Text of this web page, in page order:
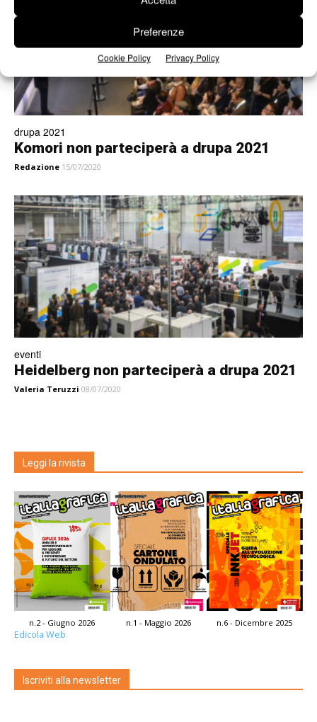
Preferenze
Cookie Policy Privacy Policy
drupa 2021
Komori non parteciperà a drupa 2021
Redazione 15/07/2020
eventi
Heidelberg non parteciperà a drupa 2021
Valeria Teruzzi 08/07/2020
Leggi la rivista
n.2 - Giugno 2026 n.1 - Maggio 2026 n.6 - Dicembre 2025
Edicola Web
Iscriviti alla newsletter